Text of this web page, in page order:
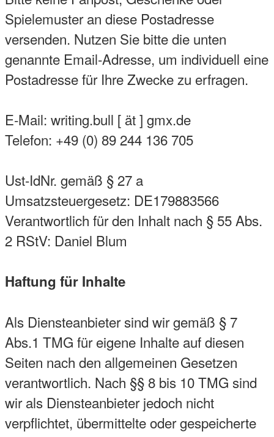
Spielemuster an diese Postadresse
versenden. Nutzen Sie bitte die unten
genannte Email-Adresse, um individuell eine
Postadresse für Ihre Zwecke zu erfragen.
E-Mail: writing.bull [ ät ] gmx.de
Telefon: +49 (0) 89 244 136 705
Ust-IdNr. gemäß § 27 a
Umsatzsteuergesetz: DE179883566
Verantwortlich für den Inhalt nach § 55 Abs.
2 RStV: Daniel Blum
Haftung für Inhalte
Als Diensteanbieter sind wir gemäß § 7
Abs.1 TMG für eigene Inhalte auf diesen
Seiten nach den allgemeinen Gesetzen
verantwortlich. Nach §§ 8 bis 10 TMG sind
wir als Diensteanbieter jedoch nicht
verpflichtet, übermittelte oder gespeicherte